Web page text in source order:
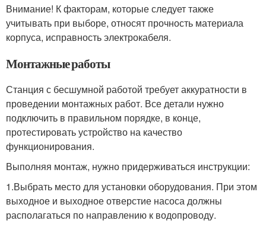
Внимание! К факторам, которые следует также
учитывать при выборе, относят прочность материала
корпуса, исправность электрокабеля.
Монтажные работы
Станция с бесшумной работой требует аккуратности в
проведении монтажных работ. Все детали нужно
подключить в правильном порядке, в конце,
протестировать устройство на качество
функционирования.
Выполняя монтаж, нужно придерживаться инструкции:
1.Выбрать место для установки оборудования. При этом
выходное и выходное отверстие насоса должны
располагаться по направлению к водопроводу.